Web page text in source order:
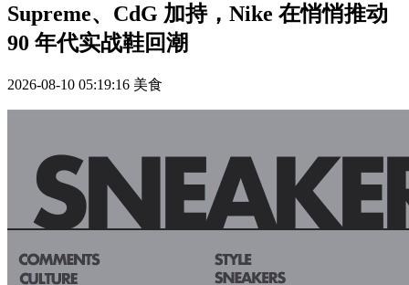
Supreme、CdG 加持，Nike 在悄悄推动
90 年代实战鞋回潮
2026-08-10 05:19:16 美食